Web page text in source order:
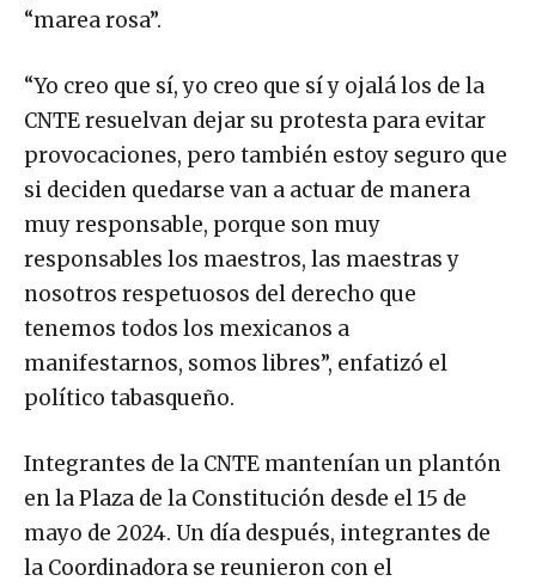
“marea rosa”.
“Yo creo que sí, yo creo que sí y ojalá los de la
CNTE resuelvan dejar su protesta para evitar
provocaciones, pero también estoy seguro que
si deciden quedarse van a actuar de manera
muy responsable, porque son muy
responsables los maestros, las maestras y
nosotros respetuosos del derecho que
tenemos todos los mexicanos a
manifestarnos, somos libres”, enfatizó el
político tabasqueño.
Integrantes de la CNTE mantenían un plantón
en la Plaza de la Constitución desde el 15 de
mayo de 2024. Un día después, integrantes de
la Coordinadora se reunieron con el